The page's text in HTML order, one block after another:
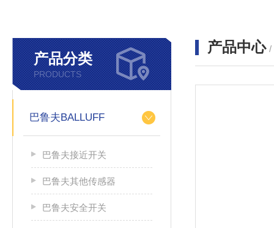
产品分类
PRODUCTS
巴鲁夫BALLUFF
巴鲁夫接近开关
巴鲁夫其他传感器
巴鲁夫安全开关
产品中心 /